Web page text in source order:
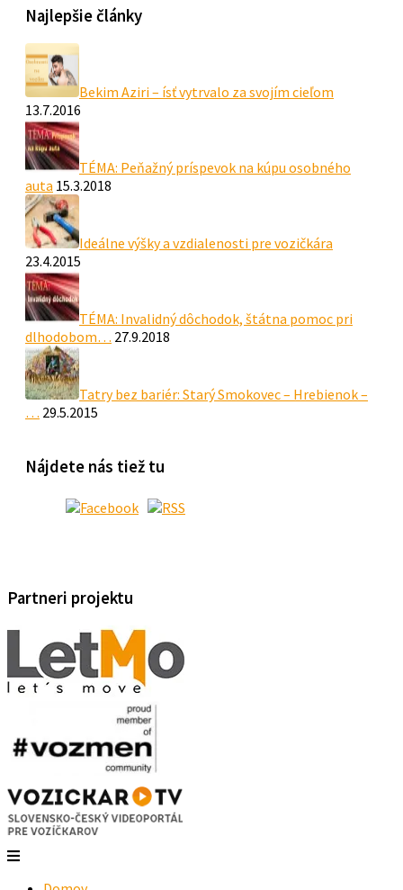
Najlepšie články
Bekim Aziri – ísť vytrvalo za svojím cieľom
13.7.2016
TÉMA: Peňažný príspevok na kúpu osobného
auta 15.3.2018
Ideálne výšky a vzdialenosti pre vozičkára
23.4.2015
TÉMA: Invalidný dôchodok, štátna pomoc pri
dlhodobom… 27.9.2018
Tatry bez bariér: Starý Smokovec – Hrebienok –
… 29.5.2015
Nájdete nás tiež tu
Partneri projektu